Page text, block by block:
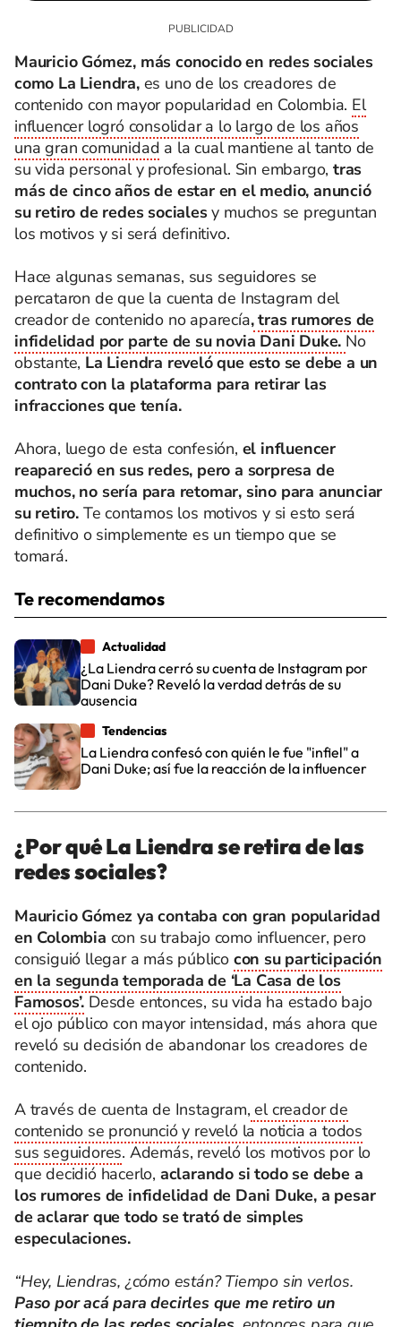
Mauricio Gómez, más conocido en redes sociales
como La Liendra, es uno de los creadores de
contenido con mayor popularidad en Colombia. El
influencer logró consolidar a lo largo de los años
una gran comunidad a la cual mantiene al tanto de
su vida personal y profesional. Sin embargo, tras
más de cinco años de estar en el medio, anunció
su retiro de redes socialesy muchos se preguntan
los motivos y si será definitivo.
Hace algunas semanas, sus seguidores se
percataron de que la cuenta de Instagram del
creador de contenido no aparecía,tras rumores de
infidelidad por parte de su novia Dani Duke. No
obstante, La Liendra reveló que esto se debe a un
contrato con la plataforma para retirar las
infracciones que tenía.
Ahora, luego de esta confesión, el influencer
reapareció en sus redes, pero a sorpresa de
muchos, no sería para retomar, sino para anunciar
su retiro. Te contamos los motivos y si esto será
definitivo o simplemente es un tiempo que se
tomará.
Te recomendamos
Actualidad
¿La Liendra cerró su cuenta de Instagram por
Dani Duke? Reveló la verdad detrás de su
ausencia
Tendencias
La Liendra confesó con quién le fue "infiel" a
Dani Duke; así fue la reacción de la influencer
¿Por qué La Liendra se retira de las
redes sociales?
Mauricio Gómez ya contaba con gran popularidad
en Colombia con su trabajo como influencer, pero
consiguió llegar a más público con su participación
en la segunda temporada de ‘La Casa de los
Famosos’. Desde entonces, su vida ha estado bajo
el ojo público con mayor intensidad, más ahora que
reveló su decisión de abandonar los creadores de
contenido.
A través de cuenta de Instagram, el creador de
contenido se pronunció y reveló la noticia a todos
sus seguidores. Además, reveló los motivos por lo
que decidió hacerlo, aclarando si todo se debe a
los rumores de infidelidad de Dani Duke, a pesar
de aclarar que todo se trató de simples
especulaciones.
“Hey, Liendras, ¿cómo están? Tiempo sin verlos.
Paso por acá para decirles que me retiro un